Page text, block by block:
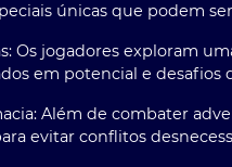
únicas que podem
Os jogadores exploram
em potencial e desafios
Além de combater
evitar conflitos